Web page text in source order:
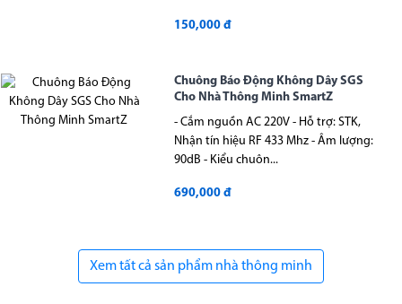
150,000 đ
Chuông Báo Động Không Dây SGS
Cho Nhà Thông Minh SmartZ
- Cắm nguồn AC 220V - Hỗ trợ: STK,
Nhận tín hiệu RF 433 Mhz - Âm lượng:
90dB - Kiểu chuôn...
690,000 đ
Xem tất cả sản phẩm nhà thông minh